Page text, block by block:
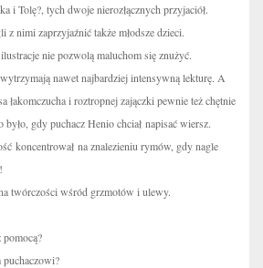
i Tolę?, tych dwoje nierozłącznych przyjaciół.
z nimi zaprzyjaźnić także młodsze dzieci.
nie pozwolą maluchom się znużyć.
nawet najbardziej intensywną lekturę. A
łakomczucha i roztropnej zajączki pewnie też chętnie
było, gdy puchacz Henio chciał napisać wiersz.
koncentrował na znalezieniu rymów, gdy nagle
twórczości wśród grzmotów i ulewy.